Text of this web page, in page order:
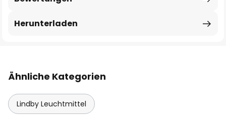
Herunterladen
Ähnliche Kategorien
Lindby Leuchtmittel